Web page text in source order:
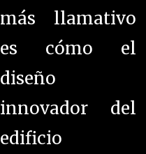
más llamativo
es cómo el
diseño
innovador del
edificio